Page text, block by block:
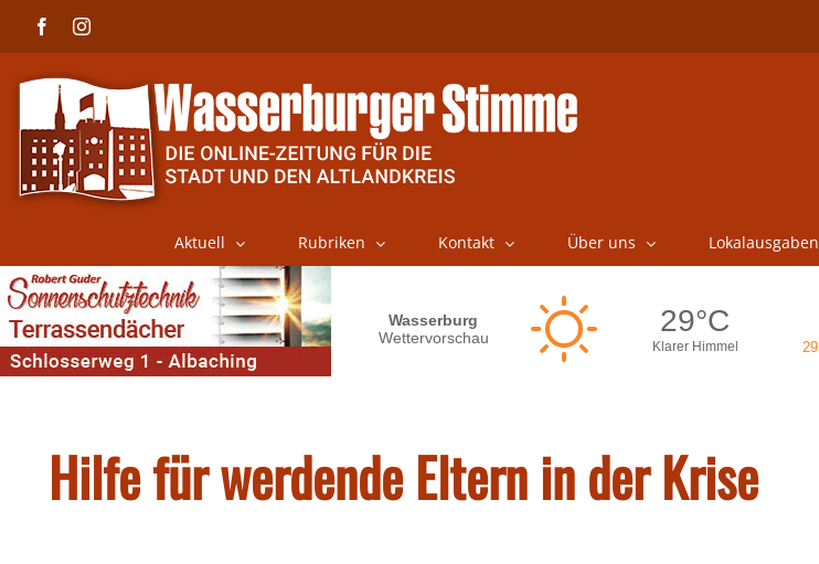
FacebookInstagram
Aktuell Rubriken Kontakt Über uns Lokalausgaben
Hilfe für werdende Eltern in der Krise